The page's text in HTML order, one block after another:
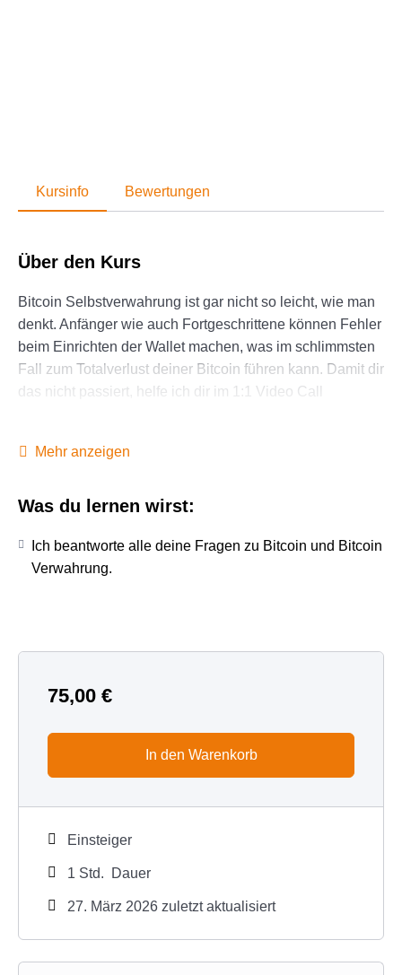
Kursinfo Bewertungen
Über den Kurs
Bitcoin Selbstverwahrung ist gar nicht so leicht, wie man
denkt. Anfänger wie auch Fortgeschrittene können Fehler
beim Einrichten der Wallet machen, was im schlimmsten
Fall zum Totalverlust deiner Bitcoin führen kann. Damit dir
das nicht passiert, helfe ich dir im 1:1 Video Call
bist. Lerne die Basics und/oder richte dir ein
Allgemeines Basis Wissen zu Bitcoin
Einrichtung deines Hardware Wallets
persönlich auf dich zugeschnittene Tipps
Mehr anzeigen
Was du lernen wirst:
Ich beantworte alle deine Fragen zu Bitcoin und Bitcoin
Verwahrung.
75,00 €
In den Warenkorb
Einsteiger
1 Std. Dauer
27. März 2026 zuletzt aktualisiert